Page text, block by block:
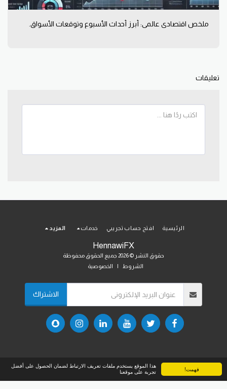
فهمت!
هذا الموقع يستخدم ملفات تعريف الارتباط لضمان الحصول على أفضل
تجربة على موقعنا
ملخص اقتصادي عالمي: أبرز أحداث الأسبوع وتوقعات الأسواق.
تعليقات
HennawiFX
حقوق النشر © 2026 جميع الحقوق محفوظة
الشروط
| الخصوصية
الرئيسية افتح حساب تجريبي خدمات المزيد
الاشتراك